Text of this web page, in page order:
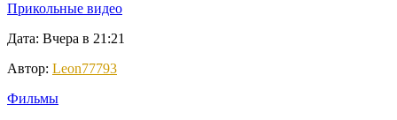
Прикольные видео
Дата: Вчера в 21:21
Автор: Leon77793
Фильмы